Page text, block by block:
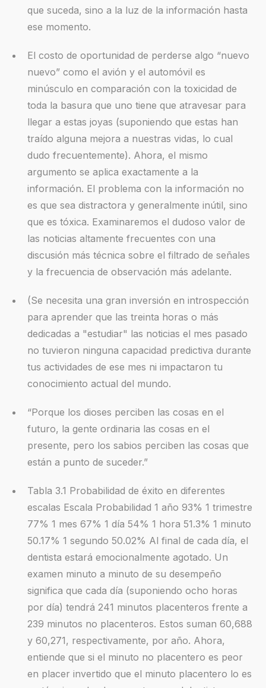
que suceda, sino a la luz de la información hasta
ese momento.
El costo de oportunidad de perderse algo “nuevo
nuevo” como el avión y el automóvil es
minúsculo en comparación con la toxicidad de
toda la basura que uno tiene que atravesar para
llegar a estas joyas (suponiendo que estas han
traído alguna mejora a nuestras vidas, lo cual
dudo frecuentemente). Ahora, el mismo
argumento se aplica exactamente a la
información. El problema con la información no
es que sea distractora y generalmente inútil, sino
que es tóxica. Examinaremos el dudoso valor de
las noticias altamente frecuentes con una
discusión más técnica sobre el filtrado de señales
y la frecuencia de observación más adelante.
(Se necesita una gran inversión en introspección
para aprender que las treinta horas o más
dedicadas a "estudiar" las noticias el mes pasado
no tuvieron ninguna capacidad predictiva durante
tus actividades de ese mes ni impactaron tu
conocimiento actual del mundo.
“Porque los dioses perciben las cosas en el
futuro, la gente ordinaria las cosas en el
presente, pero los sabios perciben las cosas que
están a punto de suceder.”
Tabla 3.1 Probabilidad de éxito en diferentes
escalas Escala Probabilidad 1 año 93% 1 trimestre
77% 1 mes 67% 1 día 54% 1 hora 51.3% 1 minuto
50.17% 1 segundo 50.02% Al final de cada día, el
dentista estará emocionalmente agotado. Un
examen minuto a minuto de su desempeño
significa que cada día (suponiendo ocho horas
por día) tendrá 241 minutos placenteros frente a
239 minutos no placenteros. Estos suman 60,688
y 60,271, respectivamente, por año. Ahora,
entiende que si el minuto no placentero es peor
en placer invertido que el minuto placentero lo es